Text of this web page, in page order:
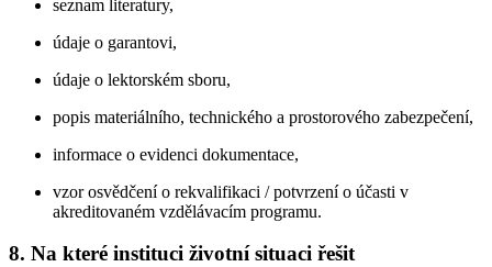
seznam literatury,
údaje o garantovi,
údaje o lektorském sboru,
popis materiálního, technického a prostorového zabezpečení,
informace o evidenci dokumentace,
vzor osvědčení o rekvalifikaci / potvrzení o účasti v
akreditovaném vzdělávacím programu.
8. Na které instituci životní situaci řešit